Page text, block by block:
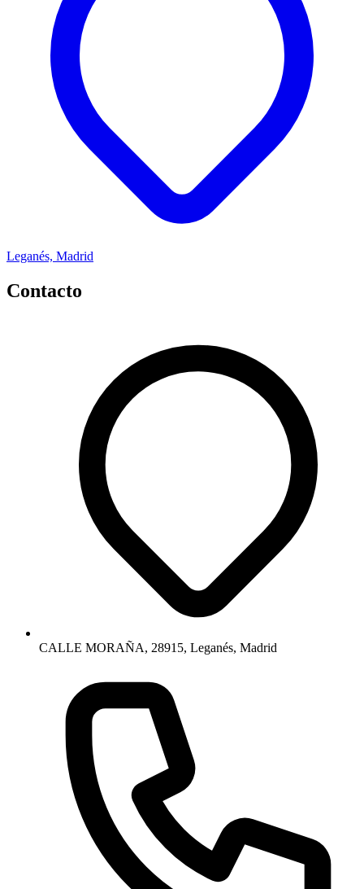
Leganés, Madrid
Contacto
CALLE MORAÑA, 28915, Leganés, Madrid